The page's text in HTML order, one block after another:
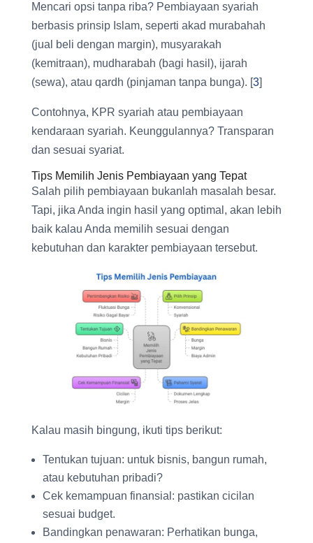
Mencari opsi tanpa riba? Pembiayaan syariah
berbasis prinsip Islam, seperti akad murabahah
(jual beli dengan margin), musyarakah
(kemitraan), mudharabah (bagi hasil), ijarah
(sewa), atau qardh (pinjaman tanpa bunga). [3]
Contohnya, KPR syariah atau pembiayaan
kendaraan syariah. Keunggulannya? Transparan
dan sesuai syariat.
Tips Memilih Jenis Pembiayaan yang Tepat
Salah pilih pembiayaan bukanlah masalah besar.
Tapi, jika Anda ingin hasil yang optimal, akan lebih
baik kalau Anda memilih sesuai dengan
kebutuhan dan karakter pembiayaan tersebut.
Kalau masih bingung, ikuti tips berikut:
Tentukan tujuan: untuk bisnis, bangun rumah,
atau kebutuhan pribadi?
Cek kemampuan finansial: pastikan cicilan
sesuai budget.
Bandingkan penawaran: Perhatikan bunga,